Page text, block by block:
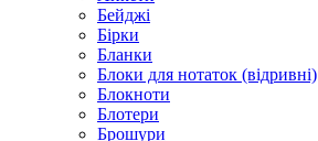
Бейджі
Бірки
Бланки
Блоки для нотаток (відривні)
Блокноти
Блотери
Брошури